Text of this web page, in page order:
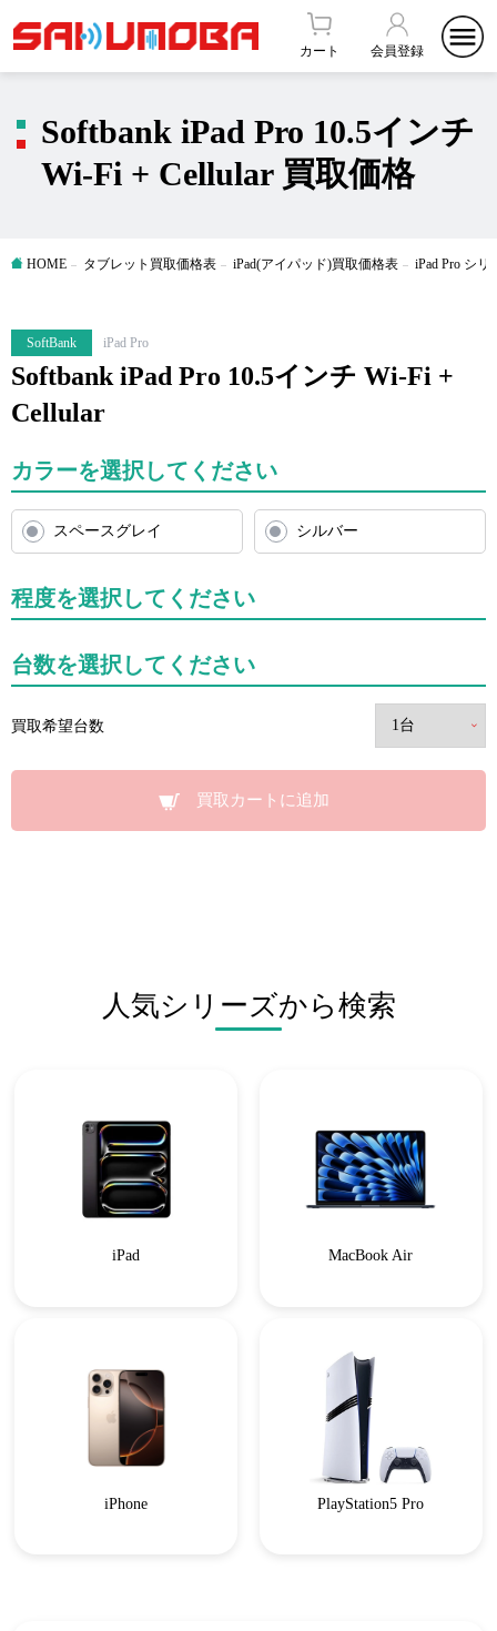
カート 会員登録
Softbank iPad Pro 10.5インチ
Wi-Fi + Cellular 買取価格
HOME タブレット買取価格表 iPad(アイパッド)買取価格表 iPad Pro シ
SoftBank iPad Pro
Softbank iPad Pro 10.5インチ Wi-Fi +
Cellular
カラーを選択してください
スペースグレイ シルバー
程度を選択してください
台数を選択してください
買取希望台数
買取カートに追加
人気シリーズから検索
iPad MacBook Air
iPhone PlayStation5 Pro